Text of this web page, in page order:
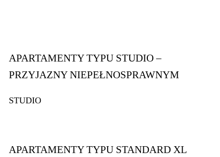
APARTAMENTY TYPU STUDIO –
PRZYJAZNY NIEPEŁNOSPRAWNYM
STUDIO
APARTAMENTY TYPU STANDARD XL